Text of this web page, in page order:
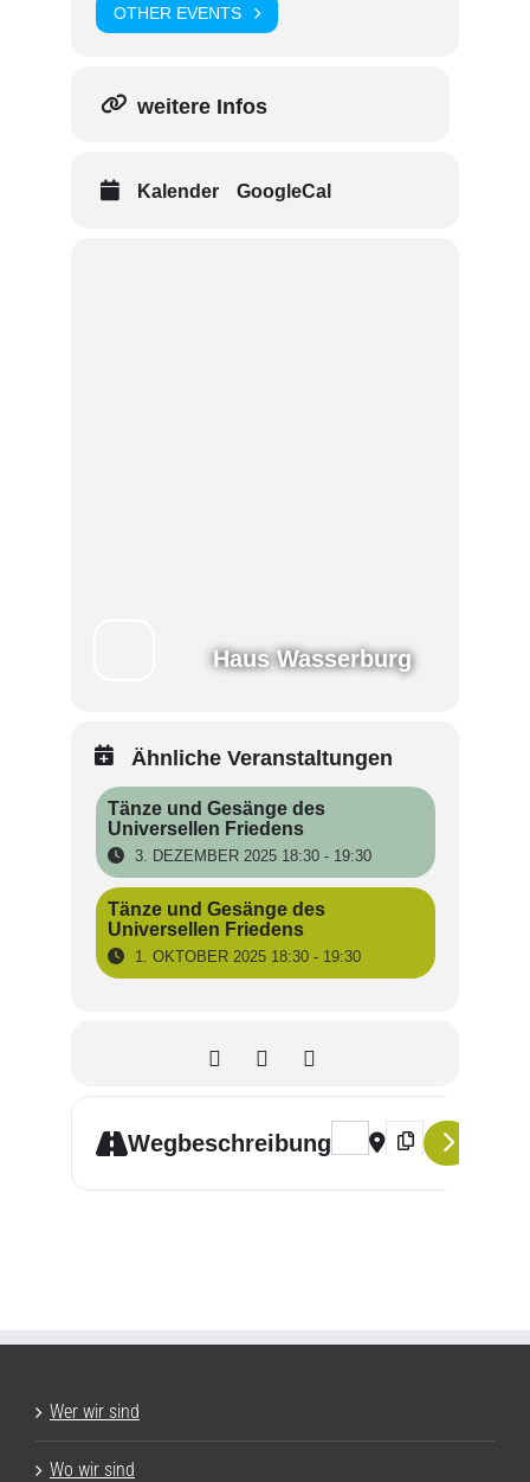
OTHER EVENTS
weitere Infos
Kalender GoogleCal
Haus Wasserburg
Ähnliche Veranstaltungen
Tänze und Gesänge des
Universellen Friedens
3. DEZEMBER 2025 18:30 - 19:30
Tänze und Gesänge des
Universellen Friedens
1. OKTOBER 2025 18:30 - 19:30
Wegbeschreibung Address - Tänze und
Destination
Wer wir sind
Wo wir sind